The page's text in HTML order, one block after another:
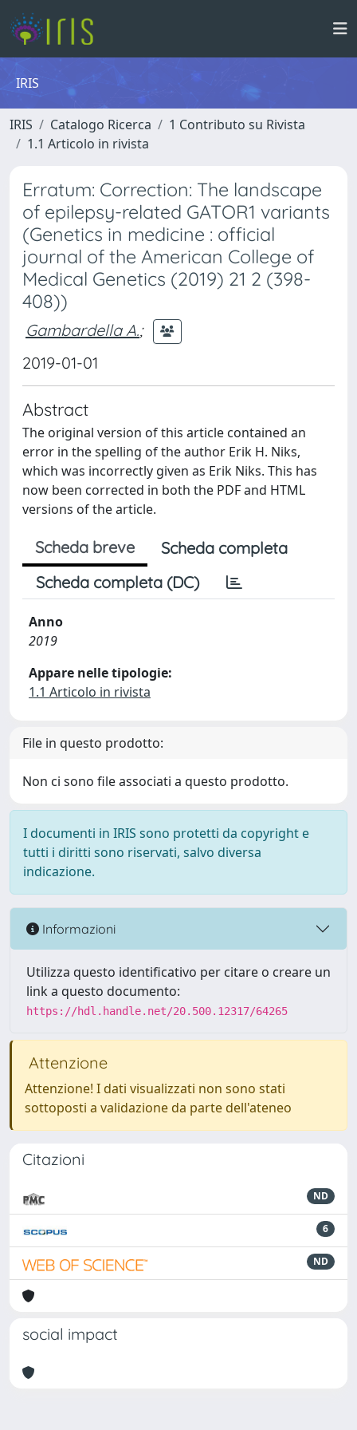
IRIS
IRIS Catalogo Ricerca
1 Contributo su Rivista
1.1 Articolo in rivista
Erratum: Correction: The landscape
of epilepsy-related GATOR1 variants
(Genetics in medicine : official
journal of the American College of
Medical Genetics (2019) 21 2 (398-
408))
Gambardella A.;
2019-01-01
Abstract
The original version of this article contained an
error in the spelling of the author Erik H. Niks,
which was incorrectly given as Erik Niks. This has
now been corrected in both the PDF and HTML
versions of the article.
Scheda breve
Scheda completa
Scheda completa (DC)
Anno
2019
Appare nelle tipologie:
1.1 Articolo in rivista
File in questo prodotto:
Non ci sono file associati a questo prodotto.
I documenti in IRIS sono protetti da copyright e
tutti i diritti sono riservati, salvo diversa
indicazione.
Informazioni
Utilizza questo identificativo per citare o creare un
link a questo documento:
https://hdl.handle.net/20.500.12317/64265
Attenzione
Attenzione! I dati visualizzati non sono stati
sottoposti a validazione da parte dell'ateneo
Citazioni
ND
6
ND
social impact